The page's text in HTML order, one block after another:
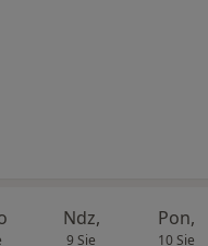
Ndz,
9 Sie
Pon,
10 Sie